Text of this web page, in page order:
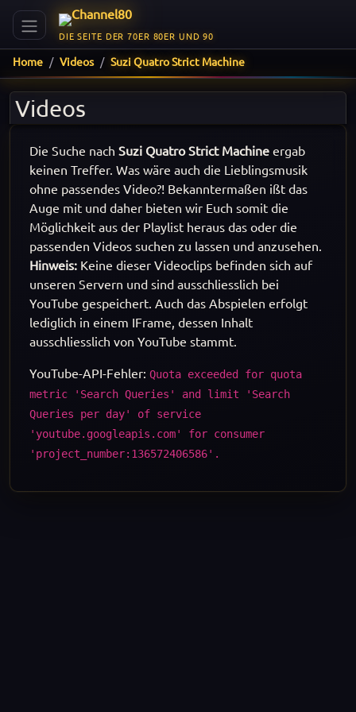
DIE SEITE DER 70ER 80ER UND 90
Home Videos Suzi Quatro Strict Machine
Videos
Die Suche nach Suzi Quatro Strict Machine ergab
keinen Treffer. Was wäre auch die Lieblingsmusik
ohne passendes Video?! Bekanntermaßen ißt das
Auge mit und daher bieten wir Euch somit die
Möglichkeit aus der Playlist heraus das oder die
passenden Videos suchen zu lassen und anzusehen.
Hinweis: Keine dieser Videoclips befinden sich auf
unseren Servern und sind ausschliesslich bei
YouTube gespeichert. Auch das Abspielen erfolgt
lediglich in einem IFrame, dessen Inhalt
ausschliesslich von YouTube stammt.
YouTube-API-Fehler: Quota exceeded for quota
metric 'Search Queries' and limit 'Search
Queries per day' of service
'youtube.googleapis.com' for consumer
'project_number:136572406586'.